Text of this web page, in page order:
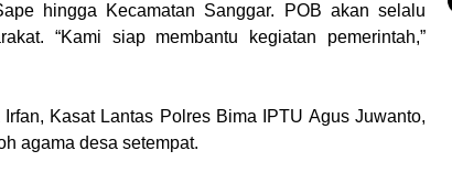
hingga Kecamatan Sanggar. POB akan selalu
“Kami siap membantu kegiatan pemerintah,”
Kasat Lantas Polres Bima IPTU Agus Juwanto,
agama desa setempat.